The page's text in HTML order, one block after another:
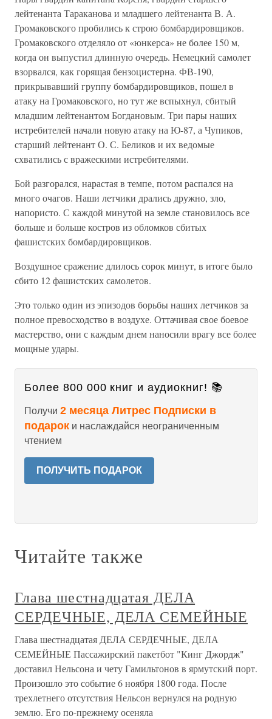
лейтенанта Та­раканова и младшего лейтенанта В. А.
Громаковского пробились к строю бомбардировщиков.
Громаковского отделяло от «юнкерса» не более 150 м,
когда он выпустил длинную очередь. Немецкий самолет
взорвался, как горящая бензоцистерна. ФВ-190,
прикрывавший груп­пу бомбардировщиков, пошел в
атаку на Громаковского, но тут же вспыхнул, сбитый
младшим лейтенантом Богдановым. Три пары на­ших
истребителей начали новую атаку на Ю-87, а Чупиков,
старший лейтенант О. С. Беликов и их ведомые
схватились с вражескими истребителями.
Бой разгорался, нарастая в темпе, потом распался на
много очагов. Наши летчики дрались дружно, зло,
напористо. С каждой минутой на земле становилось все
больше и больше костров из обломков сбитых
фашистских бомбардировщиков.
Воздушное сражение длилось сорок минут, в итоге было
сбито 12 фашистских самолетов.
Это только один из эпизодов борьбы наших летчиков за
полное превосходство в воздухе. Оттачивая свое боевое
мастерство, они с каждым днем наносили врагу все более
мощные удары.
Более 800 000 книг и аудиокниг! 📚
Получи 2 месяца Литрес Подписки в
подарок и наслаждайся неограниченным
чтением
ПОЛУЧИТЬ ПОДАРОК
Читайте также
Глава шестнадцатая ДЕЛА
СЕРДЕЧНЫЕ, ДЕЛА СЕМЕЙНЫЕ
Глава шестнадцатая ДЕЛА СЕРДЕЧНЫЕ, ДЕЛА
СЕМЕЙНЫЕ Пассажирский пакетбот "Кинг Джордж"
доставил Нельсона и чету Гамильтонов в ярмутский порт.
Произошло это событие 6 ноября 1800 года. После
трехлетнего отсутствия Нельсон вернулся на родную
землю. Его по-прежнему осеняла